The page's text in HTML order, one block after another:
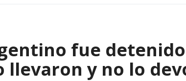
fue detenido
llevaron y no lo